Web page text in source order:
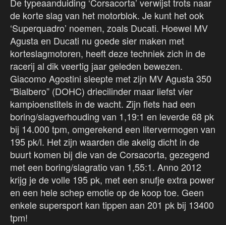
de korte slag van het motorblok. Je kunt het ook
‘Superquadro’ noemen, zoals Ducati. Hoewel MV
Agusta en Ducati nu goede sier maken met
korteslagmotoren, heeft deze techniek zich in de
racerij al dik veertig jaar geleden bewezen.
Giacomo Agostini sleepte met zijn MV Agusta 350
“Bialbero” (DOHC) driecilinder maar liefst vier
kampioenstitels in de wacht. Zijn fiets had een
boring/slagverhouding van 1,19:1 en leverde 68 pk
bij 14.000 tpm, omgerekend een litervermogen van
195 pk/l. Het zijn waarden die akelig dicht in de
buurt komen bij die van de Corsacorta, gezegend
met een boring/slagratio van 1,55:1. Anno 2012
krijg je de volle 195 pk, met een snufje extra power
en een hele schep emotie op de koop toe. Geen
enkele supersport kan tippen aan 201 pk bij 13400
tpm!